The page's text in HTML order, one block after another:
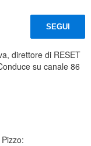
SEGUI
direttore di RESET
su canale 86